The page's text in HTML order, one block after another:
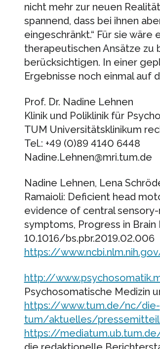
nicht mehr zur neuen
spannend, dass bei ihnen
eingeschränkt.“ Für sie
therapeutischen Ansätze zu
berücksichtigen. In einer
Ergebnisse noch einmal auf
Prof. Dr. Nadine Lehnen
Klinik und Poliklinik für
TUM Universitätsklinikum
Tel.: +49 (0)89 4140 6448
Nadine.Lehnen@mri.tum.de
Nadine Lehnen, Lena
Ramaioli: Deficient head
evidence of central
symptoms, Progress in Brain
10.1016/bs.pbr.2019.02.006
https://
http://
Psychosomatische Medizin
https://www.tum.de/nc/die-
tum/aktuelles/
https://